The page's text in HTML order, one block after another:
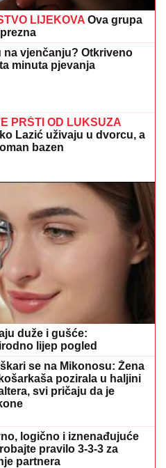
LIJEKOVA Ova grupa
na vjenčanju? Otkriveno
minuta pjevanja
PRŠTI OD LUKSUZA
Lazić uživaju u dvorcu, a
bazen
duže i gušće:
lijep pogled
se na Mikonosu: Žena
pozirala u haljini
svi pričaju da je
logično i iznenađujuće
pravilo 3-3-3 za
partnera